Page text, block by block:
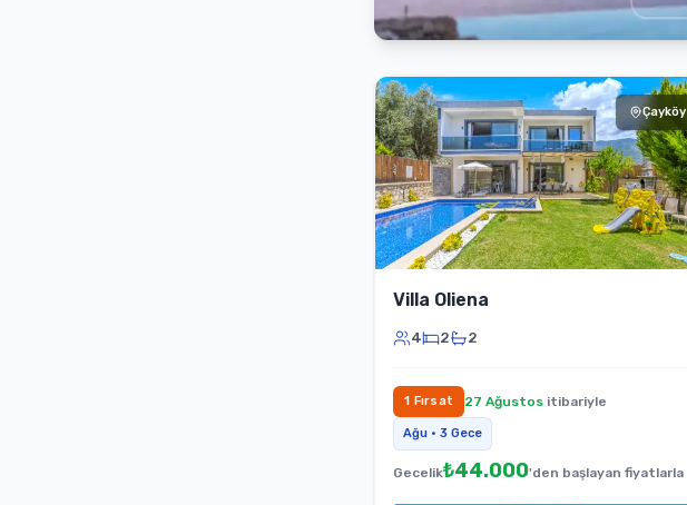
Çayköy
Villa Oliena
4 2 2
1 Fırsat 27 Ağustos itibariyle
Ağu • 3 Gece
Gecelik₺44.000'den başlayan fiyatlarla